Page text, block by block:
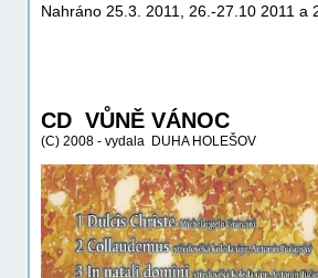
Nahráno 25.3. 2011, 26.-27.10 2011 a
CD VŮNĚ VÁNOC
(C) 2008 - vydala DUHA HOLEŠOV